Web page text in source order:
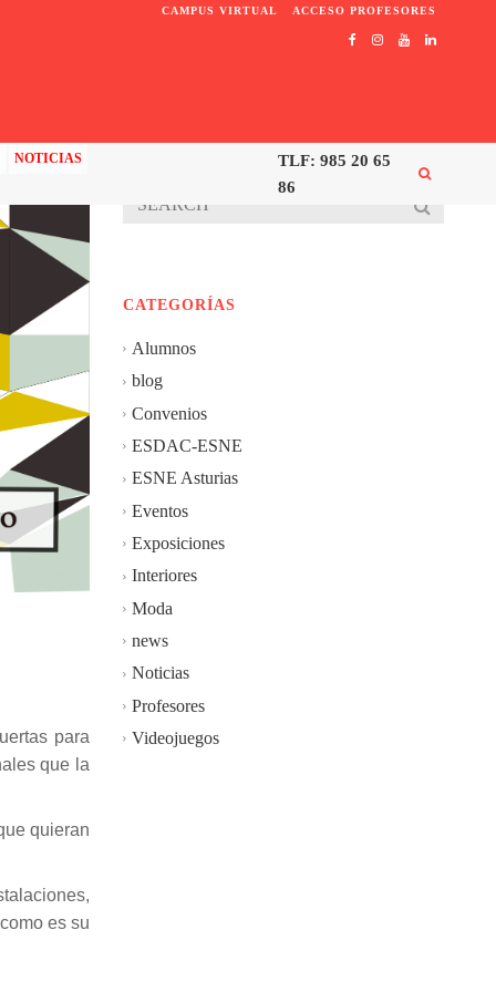
CAMPUS VIRTUAL ACCESO PROFESORES
NOTICIAS
TLF: 985 20 65
86
para
que la
quieran
es su
CATEGORÍAS
Alumnos
blog
Convenios
ESDAC-ESNE
ESNE Asturias
Eventos
Exposiciones
Interiores
Moda
news
Noticias
Profesores
Videojuegos